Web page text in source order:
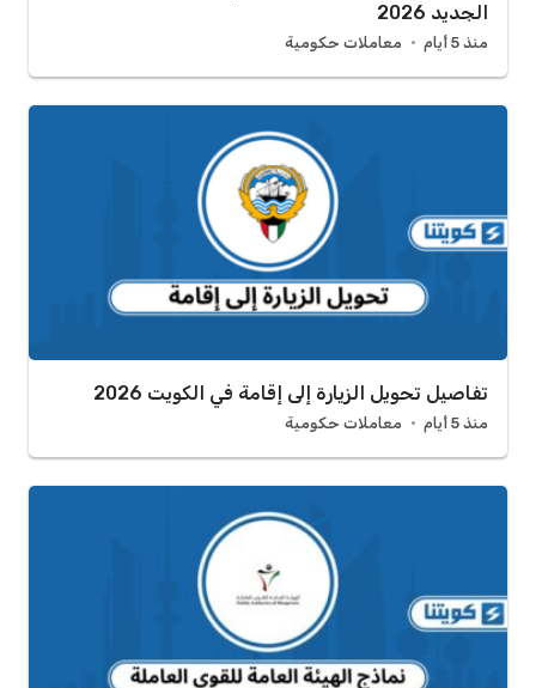
الجديد 2026
منذ 5 أيام معاملات حكومية
تفاصيل تحويل الزيارة إلى إقامة في الكويت 2026
منذ 5 أيام معاملات حكومية